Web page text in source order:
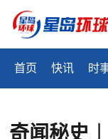
首页 快讯 时
奇闻秘史